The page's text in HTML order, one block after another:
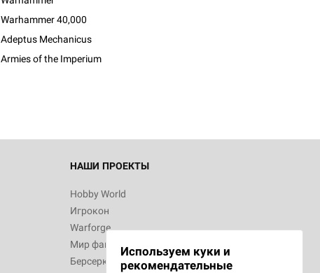
Warhammer 40,000
Adeptus Mechanicus
Armies of the Imperium
НАШИ ПРОЕКТЫ
Hobby World
Игрокон
Warforge
Мир фантастики
Берсерк
Используем куки и
рекомендательные